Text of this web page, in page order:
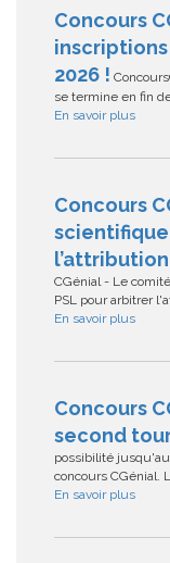
Concours
2026 !
se termine en fin
En savoir plus
Concours
CGénial - Le
PSL pour arbitrer
En savoir plus
Concours
second
possibilité
concours CGénial.
En savoir plus